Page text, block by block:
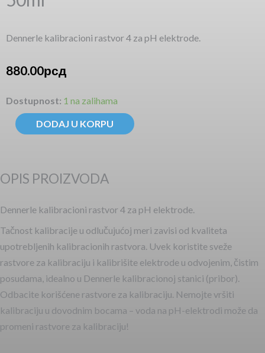
Dennerle kalibracioni rastvor 4 za pH elektrode.
880.00рсд
Dostupnost: 1 na zalihama
Dennerle
pH4
Calibration
kalibracioni
50ml
količina
DODAJ U KORPU
OPIS PROIZVODA
Dennerle kalibracioni rastvor 4 za pH elektrode.
Tačnost kalibracije u odlučujućoj meri zavisi od kvaliteta
upotrebljenih kalibracionih rastvora. Uvek koristite sveže
rastvore za kalibraciju i kalibrišite elektrode u odvojenim, čistim
posudama, idealno u Dennerle kalibracionoj stanici (pribor).
Odbacite korišćene rastvore za kalibraciju. Nemojte vršiti
kalibraciju u dovodnim bocama – voda na pH-elektrodi može da
promeni rastvore za kalibraciju!